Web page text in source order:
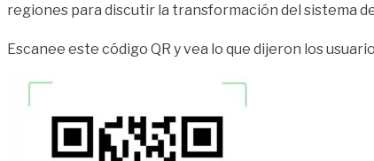
regiones para discutir la transformación del sistema
Escanee este código QR y vea lo que dijeron los